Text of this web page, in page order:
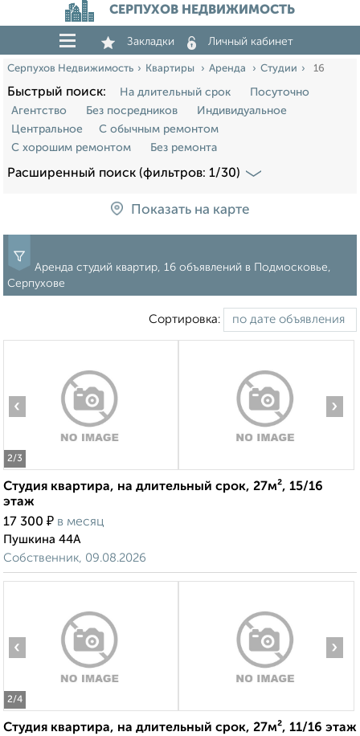
СЕРПУХОВ НЕДВИЖИМОСТЬ
Закладки Личный кабинет
Серпухов Недвижимость Квартиры Аренда Студии 16
Быстрый поиск: На длительный срок
Посуточно
Агентство
Без посредников
Индивидуальное
Центральное
С обычным ремонтом
С хорошим ремонтом
Без ремонта
Расширенный поиск (фильтров: 1/30)
Показать на карте
Аренда студий квартир, 16 объявлений в Подмосковье,
Серпухове
Сортировка:
2/3
‹ ›
Студия квартира, на длительный срок, 27м², 15/16
этаж
17 300 ₽ в месяц
Пушкина 44А
Собственник, 09.08.2026
2/4
‹ ›
Студия квартира, на длительный срок, 27м², 11/16 этаж